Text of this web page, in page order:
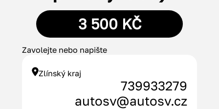
3 500 KČ
Zavolejte nebo napište
Zlínský kraj
739933279
autosv@autosv.cz